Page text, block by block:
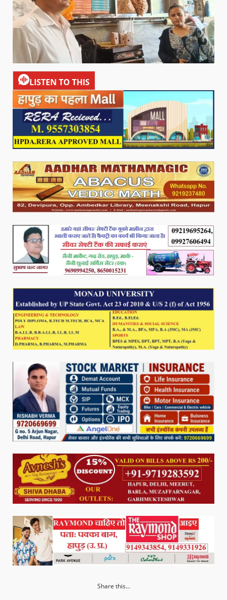
LISTEN TO THIS
Share this...